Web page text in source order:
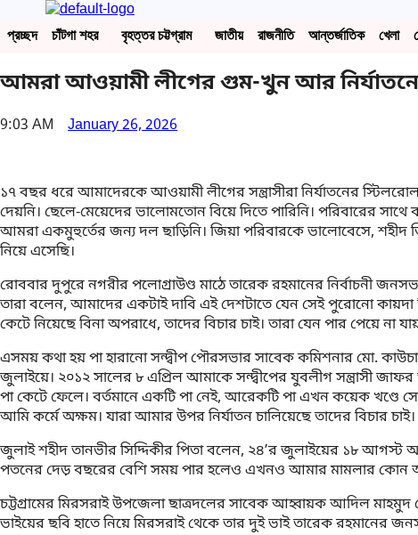
প্রচ্ছদ চাঁটগা শহর বৃহত্তর চট্টগ্রাম জাতীয় রাজনীতি আন্তর্জাতিক খেলা
আমরা আওয়ামী লীগের গুম-খুন আর
9:03 AM January 26, 2026
১৭ বছর ধরে আমাদেরকে আওয়ামী লীগের সন্ত্রাসীরা নির্যাতনের
দেয়নি। ছেলে-মেয়েদের ভালোমতোন বিয়ে দিতে পারিনি। পরিবারের
আমরা একমুহুর্তের জন্য দল ছাড়িনি। জিয়া পরিবারকে ভালোবেসে, শহীদ
নিয়ে এসেছি।
রোববার দুপুরে নগরীর পলোগ্রাউণ্ড মাঠে তারেক রহমানের নির্বাচনী
তারা বলেন, আমাদের একটাই দাবি এই দেশটাতে যেন সেই পুরোনো
কেটে নিয়েছে বিনা অপরাধে, তাদের বিচার চাই। তারা যেন পার পেয়ে না
এসময় কথা হয় পা হারানো সন্দ্বীপ পৌরসভার সাবেক কমিশনার মো.
জুলাইয়ে। ২০১২ সালের ৮ এপ্রিল আমাকে সন্দ্বীপের যুবলীগ সন্ত্রাসী
পা কেটে ফেলে। বর্তমানে একটি পা নেই, আরেকটি পা এখন কয়েক খণ্ডে
আমি কর্মে অক্ষম। যারা আমার উপর নির্যাতন চালিয়েছে তাদের বিচার চাই।
জুলাই শহীদ তানভীর সিদ্দিকীর পিতা বলেন, ২৪’র জুলাইয়ের ১৮ আগস্ট
পতনের দেড় বছরের বেশি সময় পার হলেও এখনও আমার মামলার কোন
চট্টগ্রামের মিরসরাই উপজেলা ছাত্রদলের সাবেক আহ্বায়ক আদিল মাহমুদ
ভাইয়ের ছবি হাতে নিয়ে মিরসরাই থেকে তার দুই ভাই তারেক রহমানের